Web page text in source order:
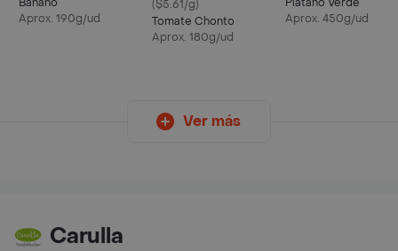
Aprox. 190g/ud
($5.61/g)
Tomate Chonto
Aprox. 180g/ud
Aprox. 450g/ud
Ver más
Carulla